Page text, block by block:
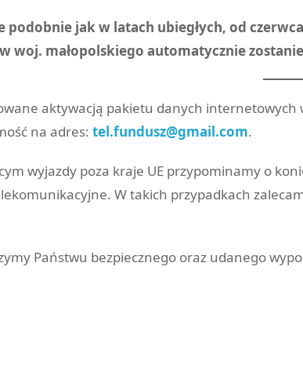
jak w latach ubiegłych, od
woj. małopolskiego automatycznie
aktywacją pakietu danych
na adres: tel.fundusz@gmail.com.
wyjazdy poza kraje UE przypominamy o
W takich przypadkach
Państwu bezpiecznego oraz udanego